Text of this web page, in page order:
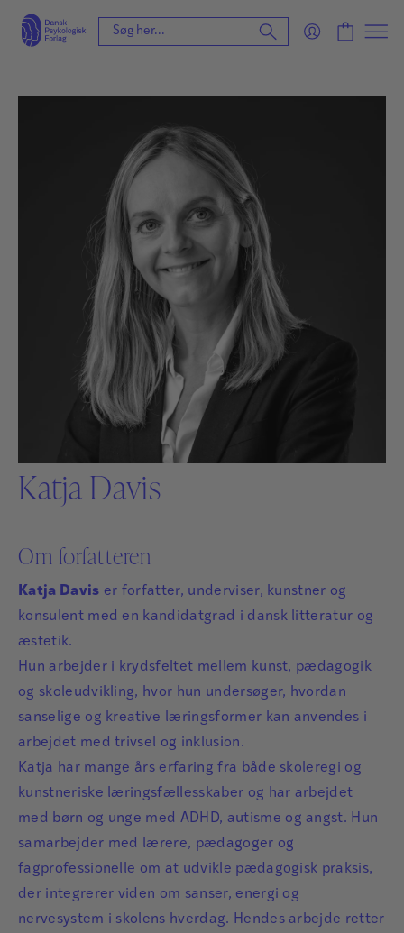
Katja Davis
Om forfatteren
Katja Davis er forfatter, underviser, kunstner og
konsulent med en kandidatgrad i dansk litteratur og
æstetik.
Hun arbejder i krydsfeltet mellem kunst, pædagogik
og skoleudvikling, hvor hun undersøger, hvordan
sanselige og kreative læringsformer kan anvendes i
arbejdet med trivsel og inklusion.
Katja har mange års erfaring fra både skoleregi og
kunstneriske læringsfællesskaber og har arbejdet
med børn og unge med ADHD, autisme og angst. Hun
samarbejder med lærere, pædagoger og
fagprofessionelle om at udvikle pædagogisk praksis,
der integrerer viden om sanser, energi og
nervesystem i skolens hverdag. Hendes arbejde retter